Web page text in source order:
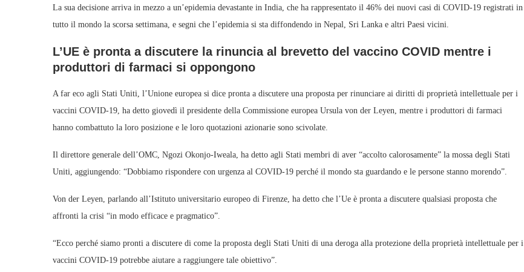
La sua decisione arriva in mezzo a un’epidemia devastante in India, che ha rappresentato il 46% dei nuovi casi di COVID-19 registrati in
tutto il mondo la scorsa settimana, e segni che l’epidemia si sta diffondendo in Nepal, Sri Lanka e altri Paesi vicini.
L’UE è pronta a discutere la rinuncia al brevetto del vaccino COVID mentre i
produttori di farmaci si oppongono
A far eco agli Stati Uniti, l’Unione europea si dice pronta a discutere una proposta per rinunciare ai diritti di proprietà intellettuale per i
vaccini COVID-19, ha detto giovedì il presidente della Commissione europea Ursula von der Leyen, mentre i produttori di farmaci
hanno combattuto la loro posizione e le loro quotazioni azionarie sono scivolate.
Il direttore generale dell’OMC, Ngozi Okonjo-Iweala, ha detto agli Stati membri di aver “accolto calorosamente” la mossa degli Stati
Uniti, aggiungendo: “Dobbiamo rispondere con urgenza al COVID-19 perché il mondo sta guardando e le persone stanno morendo”.
Von der Leyen, parlando all’Istituto universitario europeo di Firenze, ha detto che l’Ue è pronta a discutere qualsiasi proposta che
affronti la crisi “in modo efficace e pragmatico”.
“Ecco perché siamo pronti a discutere di come la proposta degli Stati Uniti di una deroga alla protezione della proprietà intellettuale per i
vaccini COVID-19 potrebbe aiutare a raggiungere tale obiettivo”.